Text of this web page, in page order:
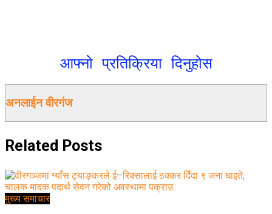
आफ्नो प्रतिक्रिया दिनुहोस
अनलाईन वीरगंज
Related Posts
मुख्य समाचार